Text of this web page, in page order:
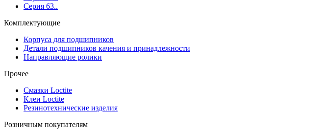
Серия 63..
Комплектующие
Корпуса для подшипников
Детали подшипников качения и принадлежности
Направляющие ролики
Прочее
Смазки Loctite
Клеи Loctite
Резинотехнические изделия
Розничным покупателям